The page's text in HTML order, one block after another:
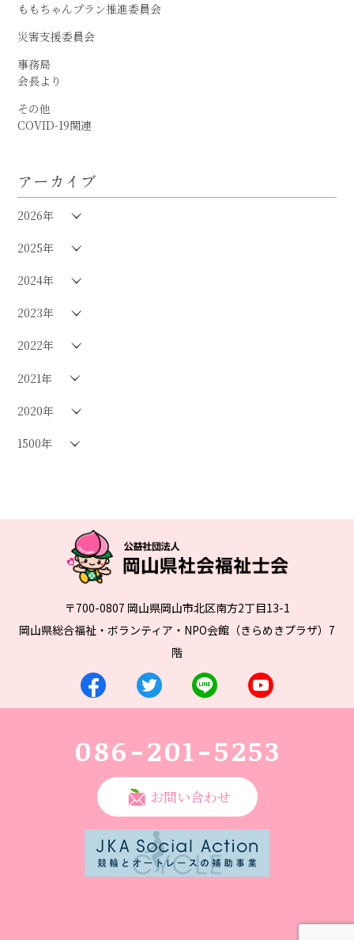
ももちゃんプラン推進委員会
災害支援委員会
事務局
会長より
その他
COVID-19関連
アーカイブ
2026年
2025年
2024年
2023年
2022年
2021年
2020年
1500年
〒700-0807 岡山県岡山市北区南方2丁目13-1
岡山県総合福祉・ボランティア・NPO会館（きらめきプラザ）7
階
086-201-5253
お問い合わせ